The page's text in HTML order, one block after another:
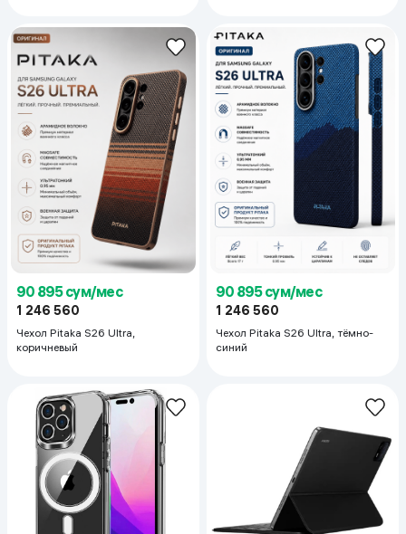
90 895 сум/мес
1 246 560
Чехол Pitaka S26 Ultra,
коричневый
90 895 сум/мес
1 246 560
Чехол Pitaka S26 Ultra, тёмно-
синий